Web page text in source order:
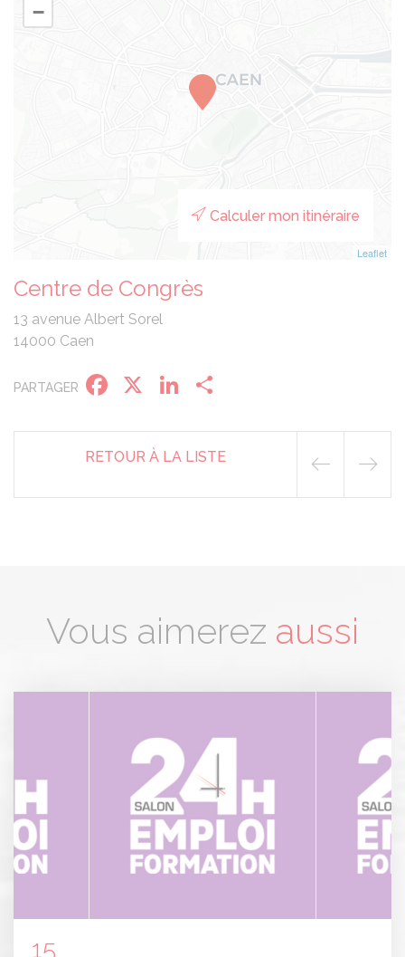
−
Leaflet
Calculer mon itinéraire
Centre de Congrès
13 avenue Albert Sorel
14000 Caen
PARTAGER Facebook
X LinkedIn
RETOUR À LA LISTE
Vous aimerez aussi
15